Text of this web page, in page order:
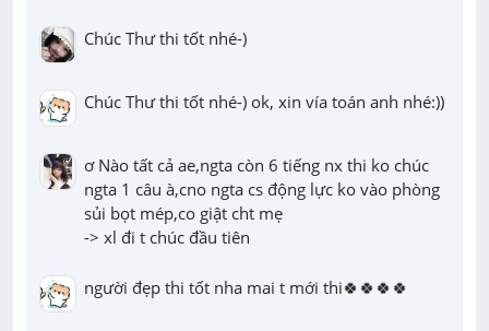
Chúc Thư thi tốt nhé-)
Chúc Thư thi tốt nhé-) ok, xin vía toán anh nhé:))
ơ Nào tất cả ae,ngta còn 6 tiếng nx thi ko chúc
ngta 1 câu à,cno ngta cs động lực ko vào phòng
sủi bọt mép,co giật cht mẹ
-> xl đi t chúc đầu tiên
người đẹp thi tốt nha mai t mới thi🍀🍀🍀🍀